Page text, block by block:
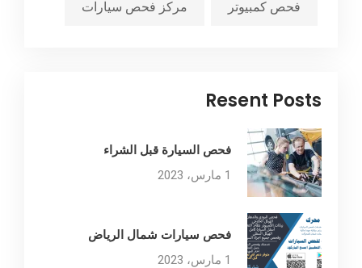
فحص كمبيوتر مركز فحص سيارات
Resent Posts
فحص السيارة قبل الشراء
1 مارس، 2023
فحص سيارات شمال الرياض
1 مارس، 2023